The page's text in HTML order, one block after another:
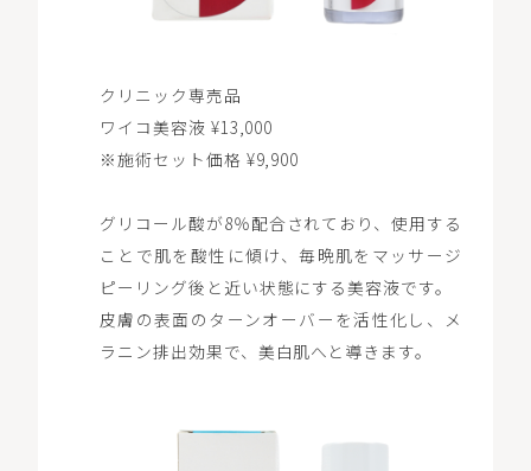
クリニック専売品
ワイコ美容液 ¥13,000
※施術セット価格 ¥9,900
グリコール酸が8％配合されており、使用する
ことで肌を酸性に傾け、毎晩肌をマッサージ
ピーリング後と近い状態にする美容液です。
皮膚の表面のターンオーバーを活性化し、メ
ラニン排出効果で、美白肌へと導きます。